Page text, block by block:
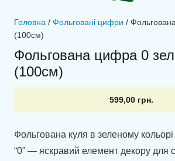
Головна / Фольговані цифри /
(100см)
Фольгована цифра 0
(100см)
599,00 грн.
Фольгована куля в зеленому
“0” — яскравий елемент декору для